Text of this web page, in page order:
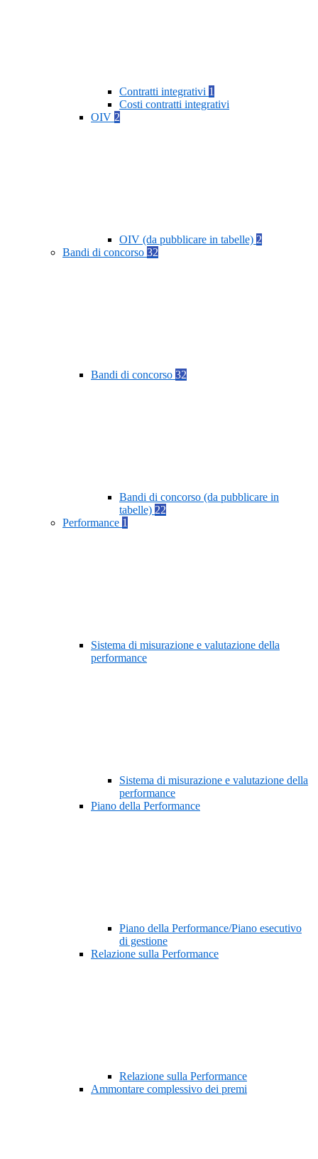
Contratti integrativi 1
Costi contratti integrativi
OIV 2
OIV (da pubblicare in tabelle) 2
Bandi di concorso 32
Bandi di concorso 32
Bandi di concorso (da pubblicare in
tabelle) 22
Performance 1
Sistema di misurazione e valutazione della
performance
Sistema di misurazione e valutazione della
performance
Piano della Performance
Piano della Performance/Piano esecutivo
di gestione
Relazione sulla Performance
Relazione sulla Performance
Ammontare complessivo dei premi